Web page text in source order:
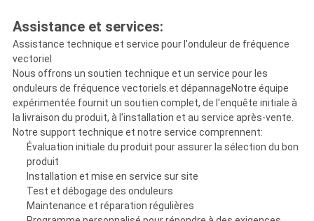
Assistance et services:
Assistance technique et service pour l'onduleur de fréquence
vectoriel
Nous offrons un soutien technique et un service pour les
onduleurs de fréquence vectoriels.et dépannageNotre équipe
expérimentée fournit un soutien complet, de l'enquête initiale à
la livraison du produit, à l'installation et au service après-vente.
Notre support technique et notre service comprennent:
Évaluation initiale du produit pour assurer la sélection du bon
produit
Installation et mise en service sur site
Test et débogage des onduleurs
Maintenance et réparation régulières